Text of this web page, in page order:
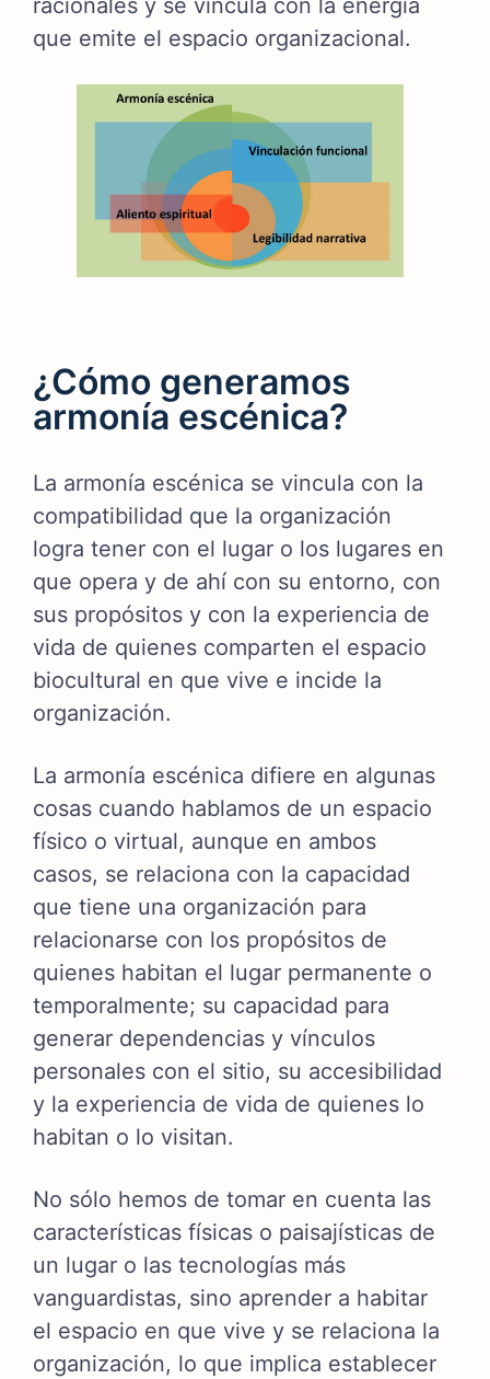
racionales y se vincula con la energía
que emite el espacio organizacional.
¿Cómo generamos
armonía escénica?
La armonía escénica se vincula con la
compatibilidad que la organización
logra tener con el lugar o los lugares en
que opera y de ahí con su entorno, con
sus propósitos y con la experiencia de
vida de quienes comparten el espacio
biocultural en que vive e incide la
organización.
La armonía escénica difiere en algunas
cosas cuando hablamos de un espacio
físico o virtual, aunque en ambos
casos, se relaciona con la capacidad
que tiene una organización para
relacionarse con los propósitos de
quienes habitan el lugar permanente o
temporalmente; su capacidad para
generar dependencias y vínculos
personales con el sitio, su accesibilidad
y la experiencia de vida de quienes lo
habitan o lo visitan.
No sólo hemos de tomar en cuenta las
características físicas o paisajísticas de
un lugar o las tecnologías más
vanguardistas, sino aprender a habitar
el espacio en que vive y se relaciona la
organización, lo que implica establecer